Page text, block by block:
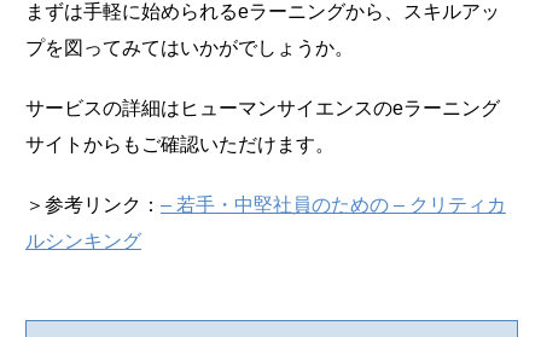
まずは手軽に始められるeラーニングから、スキルアッ
プを図ってみてはいかがでしょうか。
サービスの詳細はヒューマンサイエンスのeラーニング
サイトからもご確認いただけます。
＞参考リンク： – 若手・中堅社員のための – クリティカ
ルシンキング